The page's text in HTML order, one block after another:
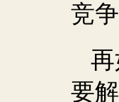
竞
要